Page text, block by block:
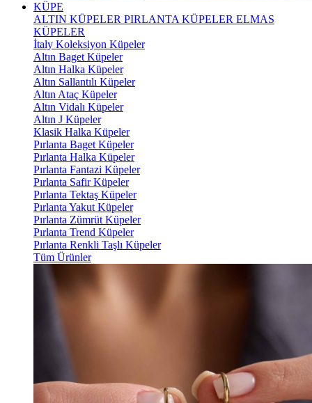
KÜPE
ALTIN KÜPELER PIRLANTA KÜPELER ELMAS
KÜPELER
İtaly Koleksiyon Küpeler
Altın Baget Küpeler
Altın Halka Küpeler
Altın Sallantılı Küpeler
Altın Ataç Küpeler
Altın Vidalı Küpeler
Altın J Küpeler
Klasik Halka Küpeler
Pırlanta Baget Küpeler
Pırlanta Halka Küpeler
Pırlanta Fantazi Küpeler
Pırlanta Safir Küpeler
Pırlanta Tektaş Küpeler
Pırlanta Yakut Küpeler
Pırlanta Zümrüt Küpeler
Pırlanta Trend Küpeler
Pırlanta Renkli Taşlı Küpeler
Tüm Ürünler